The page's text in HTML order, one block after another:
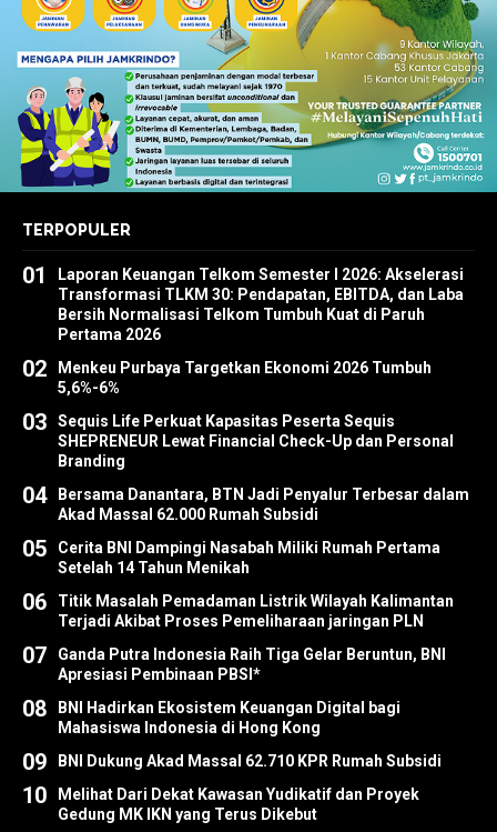
TERPOPULER
01
Laporan Keuangan Telkom Semester I 2026: Akselerasi
Transformasi TLKM 30: Pendapatan, EBITDA, dan Laba
Bersih Normalisasi Telkom Tumbuh Kuat di Paruh
Pertama 2026
02
Menkeu Purbaya Targetkan Ekonomi 2026 Tumbuh
5,6%-6%
03
Sequis Life Perkuat Kapasitas Peserta Sequis
SHEPRENEUR Lewat Financial Check-Up dan Personal
Branding
04
Bersama Danantara, BTN Jadi Penyalur Terbesar dalam
Akad Massal 62.000 Rumah Subsidi
05
Cerita BNI Dampingi Nasabah Miliki Rumah Pertama
Setelah 14 Tahun Menikah
06
Titik Masalah Pemadaman Listrik Wilayah Kalimantan
Terjadi Akibat Proses Pemeliharaan jaringan PLN
07
Ganda Putra Indonesia Raih Tiga Gelar Beruntun, BNI
Apresiasi Pembinaan PBSI*
08
BNI Hadirkan Ekosistem Keuangan Digital bagi
Mahasiswa Indonesia di Hong Kong
09 BNI Dukung Akad Massal 62.710 KPR Rumah Subsidi
10
Melihat Dari Dekat Kawasan Yudikatif dan Proyek
Gedung MK IKN yang Terus Dikebut